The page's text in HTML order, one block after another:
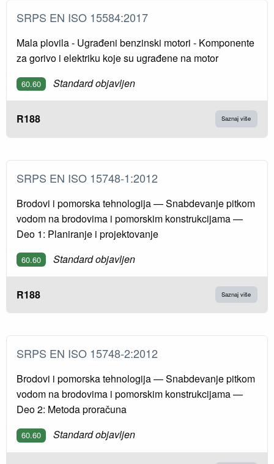
SRPS EN ISO 15584:2017
Mala plovila - Ugrađeni benzinski motori - Komponente
za gorivo i elektriku koje su ugrađene na motor
60.60 Standard objavljen
R188 Saznaj više
SRPS EN ISO 15748-1:2012
Brodovi i pomorska tehnologija — Snabdevanje pitkom
vodom na brodovima i pomorskim konstrukcijama —
Deo 1: Planiranje i projektovanje
60.60 Standard objavljen
R188 Saznaj više
SRPS EN ISO 15748-2:2012
Brodovi i pomorska tehnologija — Snabdevanje pitkom
vodom na brodovima i pomorskim konstrukcijama —
Deo 2: Metoda proračuna
60.60 Standard objavljen